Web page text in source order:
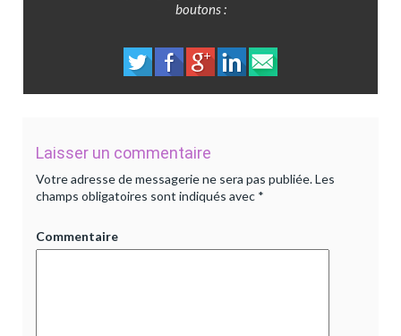
boutons :
Laisser un commentaire
Votre adresse de messagerie ne sera pas publiée.Les
champs obligatoires sont indiqués avec *
Commentaire